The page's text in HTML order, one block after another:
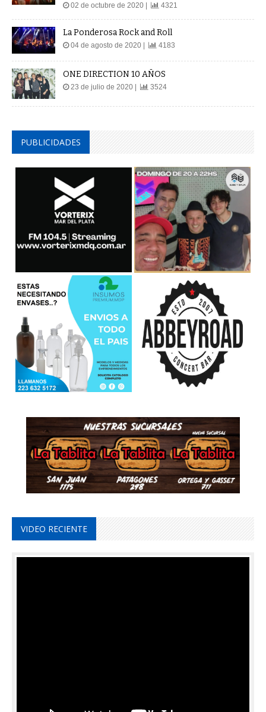
02 de octubre de 2020 | 4321
La Ponderosa Rock and Roll
04 de agosto de 2020 | 4183
ONE DIRECTION 10 AÑOS
23 de julio de 2020 | 3524
PUBLICIDADES
VIDEO RECIENTE